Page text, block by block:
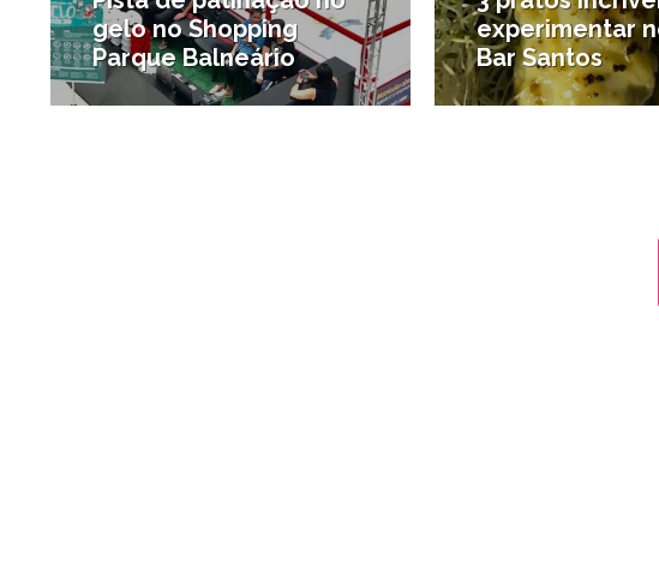
gelo no Shopping
Parque Balneário
experimentar
Bar Santos